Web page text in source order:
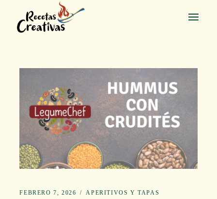
contenido
FEBRERO 7, 2026 APERITIVOS Y TAPAS